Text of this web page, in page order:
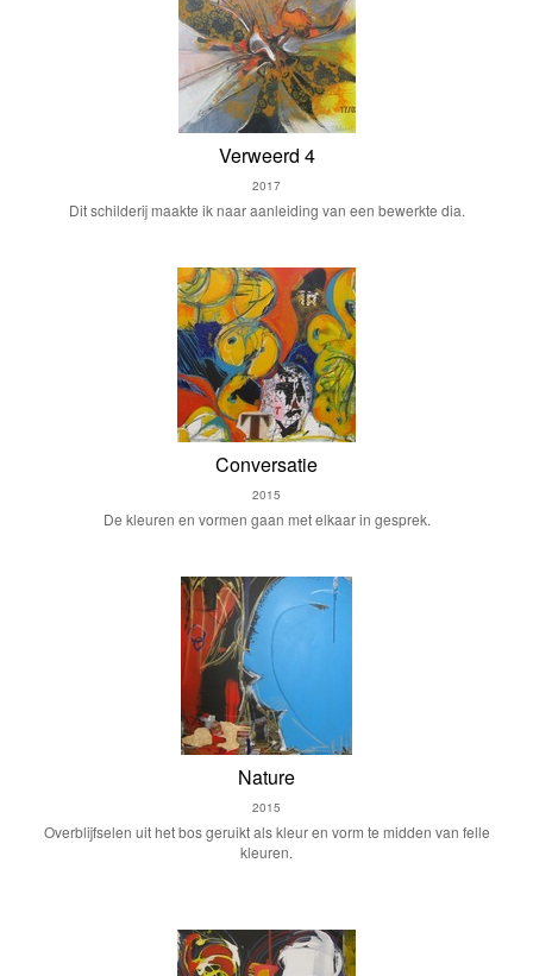
Verweerd 4
2017
Dit schilderij maakte ik naar aanleiding van een bewerkte dia.
Conversatie
2015
De kleuren en vormen gaan met elkaar in gesprek.
Nature
2015
Overblijfselen uit het bos geruikt als kleur en vorm te midden van felle
kleuren.